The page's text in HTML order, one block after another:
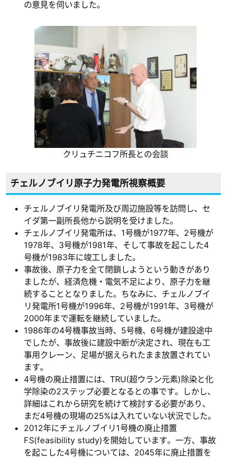
の意見を伺いました。
クリュチニコフ所長との会談
チェルノブイリ原子力発電所視察概要
チェルノブイリ発電所及び周辺施設等を訪問し、セ
イダ第一副所長他から説明を受けました。
チェルノブイリ発電所は、1号機が1977年、2号機が
1978年、3号機が1981年、そして事故を起こした4
号機が1983年に竣工しました。
事故後、原子力を全て閉鎖しようという動きがあり
ましたが、経済危機・電気不足により、原子力を継
続することとなりました。ちなみに、チェルノブイ
リ発電所1号機が1996年、2号機が1991年、3号機が
2000年まで運転を継続していました。
1986年の4号機事故当時、5号機、6号機が建設途中
でしたが、事故後に建設中断が決定され、現在も工
事用クレーン、足場が据えられたまま放置されてい
ます。
4号機の廃止措置には、TRU(超ウラン元素)除染と化
学除染の2ステップ必要となるとの事です。しかし、
詳細はこれから研究を続けて検討する必要があり、
まだ4号機の現場の25%は入れていない状況でした。
2012年にチェルノブイリ1号機の廃止措置
FS(feasibility study)を開始しています。一方、事故
を起こした4号機については、2045年に廃止措置を